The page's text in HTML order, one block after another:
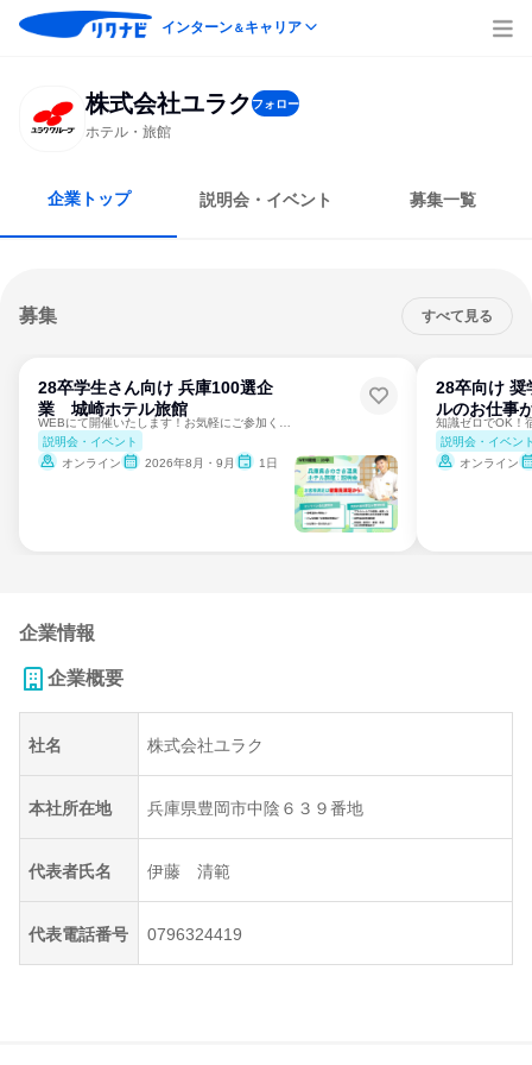
インターン＆キャリア
株式会社ユラクフォロー
ホテル・旅館
企業トップ 説明会・イベント 募集一覧
募集 すべて見る
28卒学生さん向け 兵庫100選企
業 城崎ホテル旅館
説明会・イベント
オンライン
2026年8月・9月 1日
28卒向け
ルのお仕事
説明会・イベン
オンライン
企業情報
企業概要
社名 株式会社ユラク
本社所在地 兵庫県豊岡市中陰６３９番地
代表者氏名 伊藤 清範
代表電話番号 0796324419